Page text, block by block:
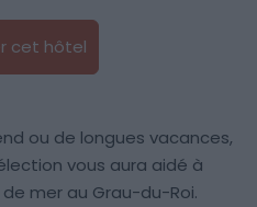
cet hôtel
ou de longues vacances,
vous aura aidé à
mer au Grau-du-Roi.